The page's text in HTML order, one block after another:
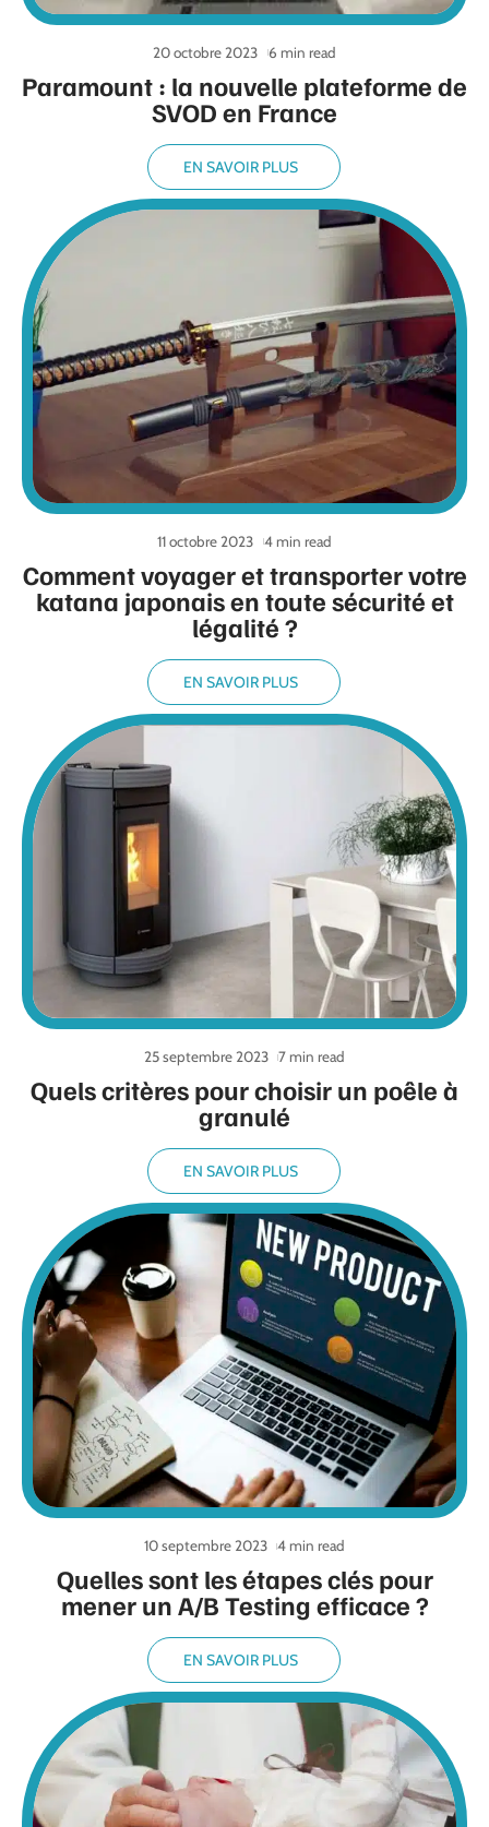
Paramount : la nouvelle plateforme de
SVOD en France
20 octobre 2023 6 min read
EN SAVOIR PLUS
Comment voyager et transporter votre
katana japonais en toute sécurité et
légalité ?
11 octobre 2023 4 min read
EN SAVOIR PLUS
Quels critères pour choisir un poêle à
granulé
25 septembre 2023 7 min read
EN SAVOIR PLUS
Quelles sont les étapes clés pour
mener un A/B Testing efficace ?
10 septembre 2023 4 min read
EN SAVOIR PLUS